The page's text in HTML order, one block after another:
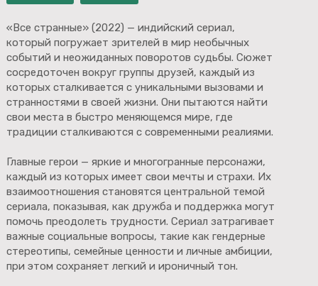
«Все странные» (2022) — индийский сериал,
который погружает зрителей в мир необычных
событий и неожиданных поворотов судьбы. Сюжет
сосредоточен вокруг группы друзей, каждый из
которых сталкивается с уникальными вызовами и
странностями в своей жизни. Они пытаются найти
свои места в быстро меняющемся мире, где
традиции сталкиваются с современными реалиями.
Главные герои — яркие и многогранные персонажи,
каждый из которых имеет свои мечты и страхи. Их
взаимоотношения становятся центральной темой
сериала, показывая, как дружба и поддержка могут
помочь преодолеть трудности. Сериал затрагивает
важные социальные вопросы, такие как гендерные
стереотипы, семейные ценности и личные амбиции,
при этом сохраняет легкий и ироничный тон.